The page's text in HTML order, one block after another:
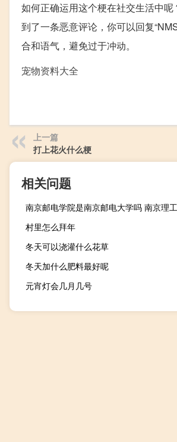
如何正确运用这个梗在社交生活中
到了一条恶意评论，你可以回复
合和语气，避免过于冲动。
宠物资料大全
上一篇
打上花火什么梗
相关问题
南京邮电学院是南京邮电大学吗 南京理
村里怎么拜年
冬天可以浇灌什么花草
冬天加什么肥料最好呢
元宵灯会几月几号